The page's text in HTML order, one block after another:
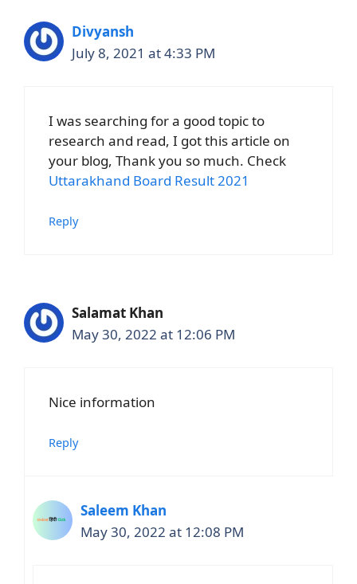
Divyansh
July 8, 2021 at 4:33 PM
I was searching for a good topic to
research and read, I got this article on
your blog, Thank you so much. Check
Uttarakhand Board Result 2021
Reply
Salamat Khan
May 30, 2022 at 12:06 PM
Nice information
Reply
Saleem Khan
May 30, 2022 at 12:08 PM